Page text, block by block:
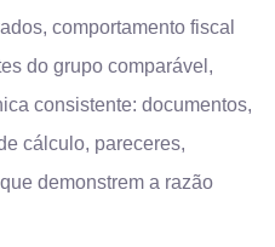
comportamento fiscal
do grupo comparável,
consistente: documentos,
cálculo, pareceres,
demonstrem a razão